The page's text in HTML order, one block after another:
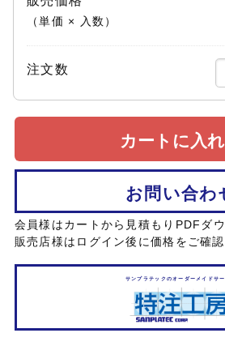
（単価 × 入数）
注文数
サンプラテックのオーダーメイドサー
お問い合わ
カートに入
会員様はカートから見積もりPDFダ
販売店様はログイン後に価格をご確